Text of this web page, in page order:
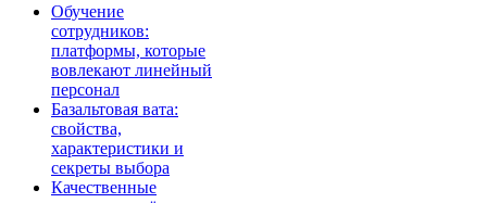
Обучение
сотрудников:
платформы, которые
вовлекают линейный
персонал
Базальтовая вата:
свойства,
характеристики и
секреты выбора
Качественные